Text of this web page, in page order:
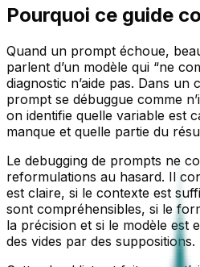
Pourquoi ce guide
Quand un prompt échoue,
parlent d’un modèle qui “ne
diagnostic n’aide pas. Dans
prompt se débuggue comme
on identifie quelle variable est
manque et quelle partie du
Le debugging de prompts ne
reformulations au hasard. Il
est claire, si le contexte est
sont compréhensibles, si le
la précision et si le modèle est
des vides par des suppositions.